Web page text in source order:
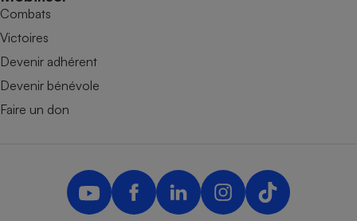
Combats
Victoires
Devenir adhérent
Devenir bénévole
Faire un don